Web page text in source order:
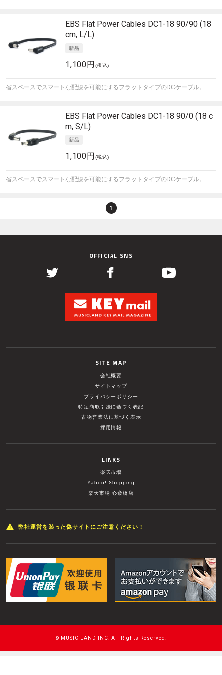
EBS Flat Power Cables DC1-18 90/90 (18
cm, L/L)
1,100円 (税込)
省スペースでスマートな配線を可能にするフラットタイプのDCケーブル。
EBS Flat Power Cables DC1-18 90/0 (18 c
m, S/L)
1,100円 (税込)
省スペースでスマートな配線を可能にするフラットタイプのDCケーブル。
1
OFFICIAL SNS
SITE MAP
会社概要
サイトマップ
プライバシーポリシー
特定商取引法に基づく表記
古物営業法に基づく表示
採用情報
LINKS
楽天市場
Yahoo! Shopping
楽天市場 心斎橋店
弊社運営を装った偽サイトにご注意ください！
© MUSIC LAND INC. All Rights Reserved.